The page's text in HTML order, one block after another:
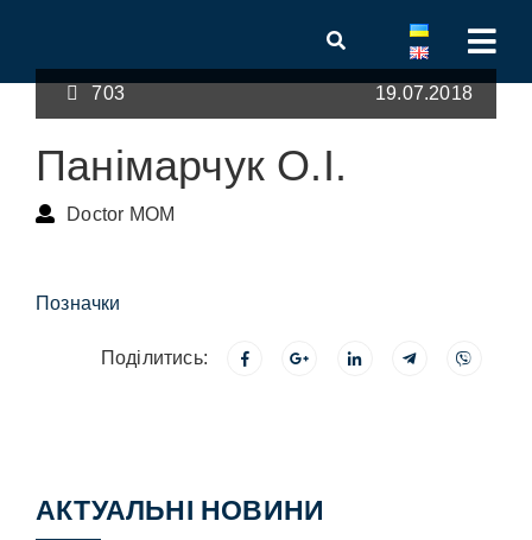
703 19.07.2018
Панімарчук О.І.
Doctor MOM
Позначки
Поділитись:
АКТУАЛЬНІ НОВИНИ